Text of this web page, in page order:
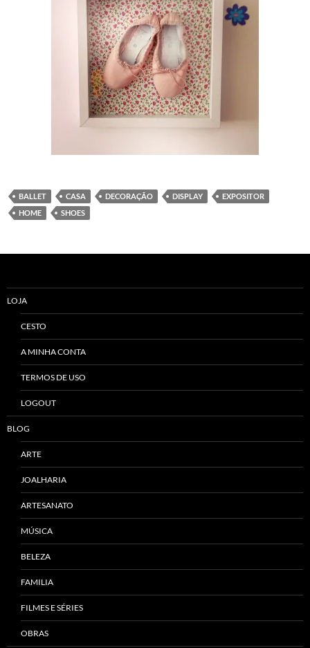
BALLET CASA DECORAÇÃO DISPLAY
EXPOSITOR
HOME
SHOES
LOJA
CESTO
A MINHA CONTA
TERMOS DE USO
LOGOUT
BLOG
ARTE
JOALHARIA
ARTESANATO
MÚSICA
BELEZA
FAMILIA
FILMES E SÉRIES
OBRAS